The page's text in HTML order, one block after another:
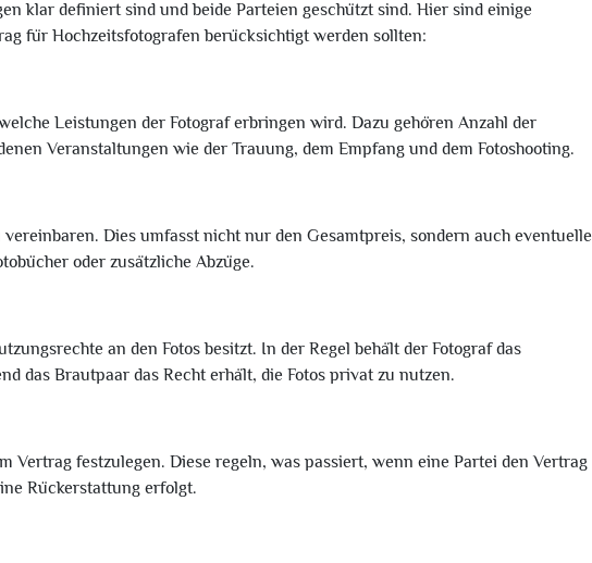
klar definiert sind und beide Parteien geschützt sind. Hier sind einige
für Hochzeitsfotografen berücksichtigt werden sollten:
Leistungen der Fotograf erbringen wird. Dazu gehören Anzahl der
Veranstaltungen wie der Trauung, dem Empfang und dem Fotoshooting.
Dies umfasst nicht nur den Gesamtpreis, sondern auch eventuelle
oder zusätzliche Abzüge.
an den Fotos besitzt. In der Regel behält der Fotograf das
das Brautpaar das Recht erhält, die Fotos privat zu nutzen.
Vertrag festzulegen. Diese regeln, was passiert, wenn eine Partei den Vertrag
Rückerstattung erfolgt.